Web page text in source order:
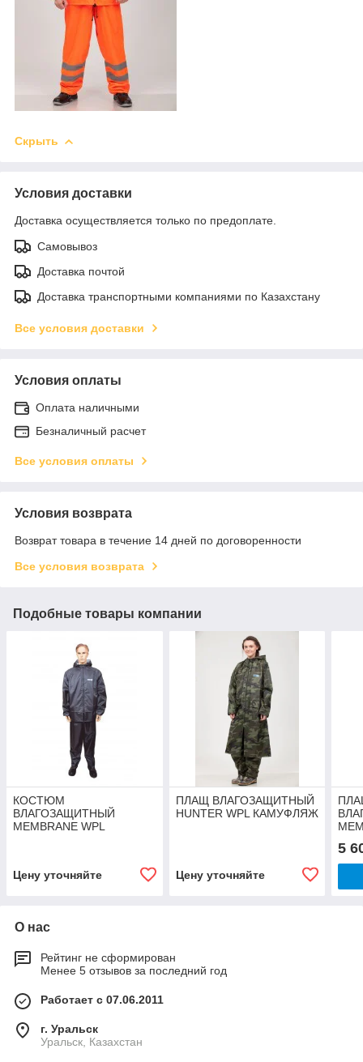
Скрыть
Условия доставки
Доставка осуществляется только по предоплате.
Самовывоз
Доставка почтой
Доставка транспортными компаниями по Казахстану
Все условия доставки
Условия оплаты
Оплата наличными
Безналичный расчет
Все условия оплаты
Условия возврата
Возврат товара в течение 14 дней по договоренности
Все условия возврата
Подобные товары компании
КОСТЮМ
ВЛАГОЗАЩИТНЫЙ
MEMBRANE WPL
Цену уточняйте
ПЛАЩ ВЛАГОЗАЩИТНЫЙ
HUNTER WPL КАМУФЛЯЖ
Цену уточняйте
5
О нас
Рейтинг не сформирован
Менее 5 отзывов за последний год
Работает с 07.06.2011
г. Уральск
Уральск, Казахстан